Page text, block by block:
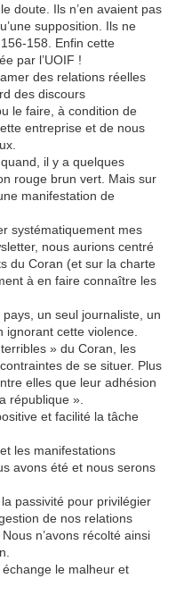
doute. Ils n’en avaient pas
supposition. Ils ne
158. Enfin cette
par l’UOIF !
des relations réelles
des discours
le faire, à condition de
entreprise et de nous
il y a quelques
rouge brun vert. Mais sur
manifestation de
systématiquement mes
nous aurions centré
du Coran (et sur la charte
à en faire connaître les
un seul journaliste, un
cette violence.
» du Coran, les
de se situer. Plus
elles que leur adhésion
république ».
et facilité la tâche
les manifestations
avons été et nous serons
passivité pour privilégier
de nos relations
n’avons récolté ainsi
le malheur et